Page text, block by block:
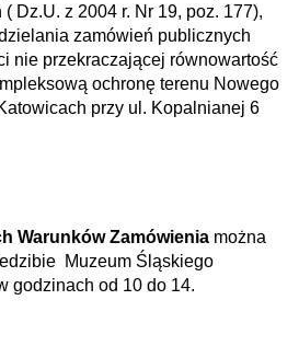
Dz.U. z 2004 r. Nr 19, poz. 177),
zamówień publicznych
nie przekraczającej równowartość
ochronę terenu Nowego
przy ul. Kopalnianej 6
Warunków Zamówienia można
Muzeum Śląskiego
godzinach od 10 do 14.